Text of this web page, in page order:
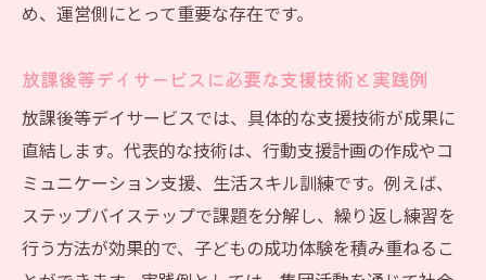
め、運営側にとって重要な存在です。
放課後等デイサービスに必要な支援技術と実践例
放課後等デイサービスでは、具体的な支援技術が成果に
直結します。代表的な技術は、行動支援計画の作成やコ
ミュニケーション支援、生活スキル訓練です。例えば、
ステップバイステップで課題を分解し、繰り返し練習を
行う方法が効果的で、子どもの成功体験を積み重ねるこ